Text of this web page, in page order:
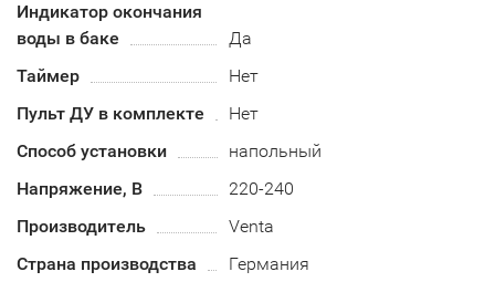
Индикатор окончания
воды в баке
Да
Таймер
Нет
Пульт ДУ в комплекте
Нет
Способ установки
напольный
Напряжение, В
220-240
Производитель
Venta
Страна производства
Германия